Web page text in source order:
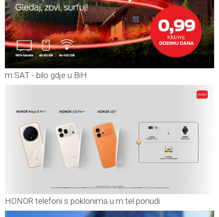
m:SAT - bilo gdje u BiH
HONOR telefoni s poklonima u m:tel ponudi